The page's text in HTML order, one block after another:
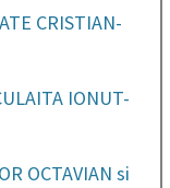
CRISTIAN-
IONUT-
OCTAVIAN si